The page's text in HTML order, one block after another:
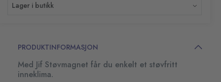
Lager i butikk
PRODUKTINFORMASJON
Med Jif Støvmagnet får du enkelt et støvfritt
inneklima.